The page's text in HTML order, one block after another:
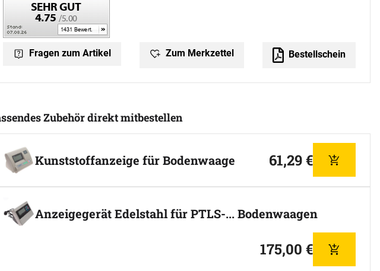
Fragen zum Artikel Zum Merkzettel Bestellschein
Zubehör direkt mitbestellen
Kunststoffanzeige für Bodenwaage 61,29€
Anzeigegerät Edelstahl für PTLS-... Bodenwaagen
175,00 €